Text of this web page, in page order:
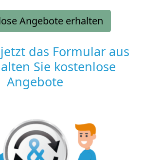
Angebote erhalten
das Formular aus
Sie kostenlose
Angebote